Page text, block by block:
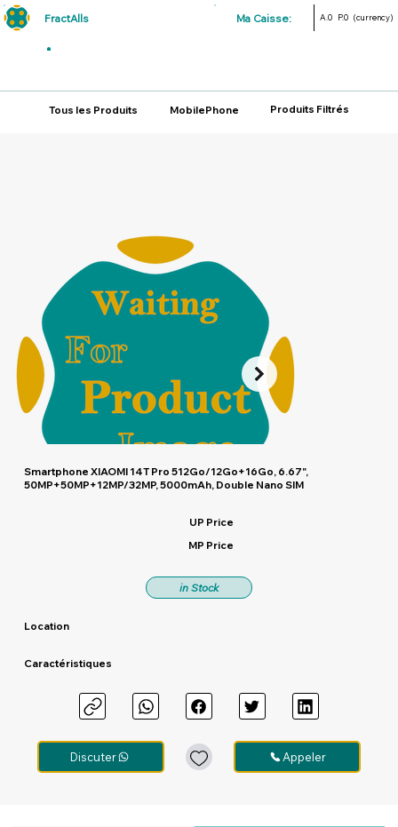
FractAlls Ma Caisse: A.0 P.0 (currency)
Tous les Produits MobilePhone Produits Filtrés
Smartphone XIAOMI 14T Pro 512Go/12Go+16Go, 6.67",
50MP+50MP+12MP/32MP, 5000mAh, Double Nano SIM
UP Price
MP Price
in Stock
Location
Caractéristiques
Discuter Appeler